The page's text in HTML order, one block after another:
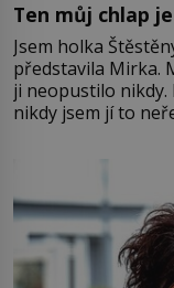
Ten můj chlap
Jsem holka
představila Mirka.
ji neopustilo nikdy.
nikdy jsem jí to
Jsme spolu moc